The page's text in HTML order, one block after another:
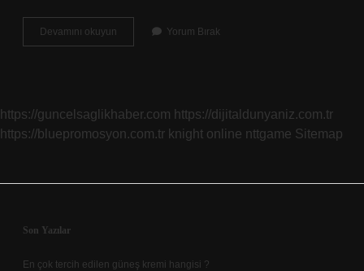
Devamını okuyun
Hastalık
Yorum Bırak
https://guncelsaglikhaber.com https://dijitaldunyaniz.com.tr
https://bluepromosyon.com.tr knight online nttgame Sitemap
Sidebar
Son Yazılar
En çok tercih edilen güneş kremi hangisi ?